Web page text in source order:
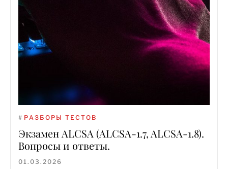
# РАЗБОРЫ ТЕСТОВ
Экзамен ALCSA (ALCSA-1.7, ALCSA-1.8).
Вопросы и ответы.
01.03.2026